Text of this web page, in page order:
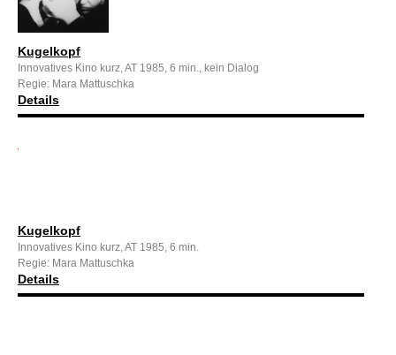
Kugelkopf
Innovatives Kino kurz, AT 1985, 6 min., kein Dialog
Regie: Mara Mattuschka
Details
Kugelkopf
Innovatives Kino kurz, AT 1985, 6 min.
Regie: Mara Mattuschka
Details